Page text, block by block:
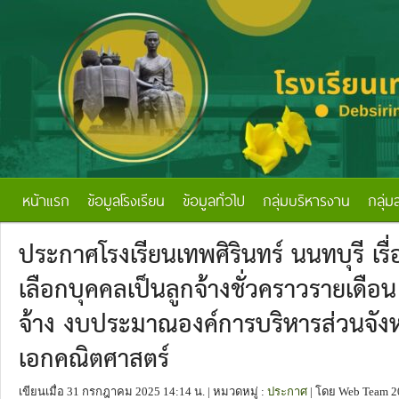
หน้าแรก ข้อมูลโรงเรียน ข้อมูลทั่วไป กลุ่มบริหารงาน กลุ่ม
ประกาศโรงเรียนเทพศิรินทร์ นนทบุรี เ
เลือกบุคคลเป็นลูกจ้างชั่วคราวรายเดื
จ้าง งบประมาณองค์การบริหารส่วนจั
เอกคณิตศาสตร์
เขียนเมื่อ 31 กรกฎาคม 2025 14:14 น. | หมวดหมู่ : ประกาศ | โดย Web Team